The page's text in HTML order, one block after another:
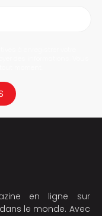
en ligne sur
le monde. Avec